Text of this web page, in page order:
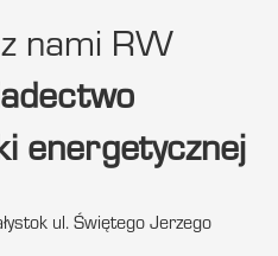
nami RW
energetycznej
ul. Świętego Jerzego